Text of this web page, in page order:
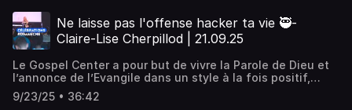
activités qui rejoignent la vie de tous les jours. Puissant,
en vivant la dimension de la guérison et du miraculeux.
Nous sommes une église désirant vivre la présence
puissance.
Ne laisse pas l'offense hacker ta vie 🥷-
Claire-Lise Cherpillod | 21.09.25
Le Gospel Center a pour but de vivre la Parole de Dieu et
l’annonce de l’Evangile dans un style à la fois positif,
pratique et puissant. Positif, en encourageant un style de
vie chrétien qui motive, construit et développe les dons
9/23/25 • 36:42